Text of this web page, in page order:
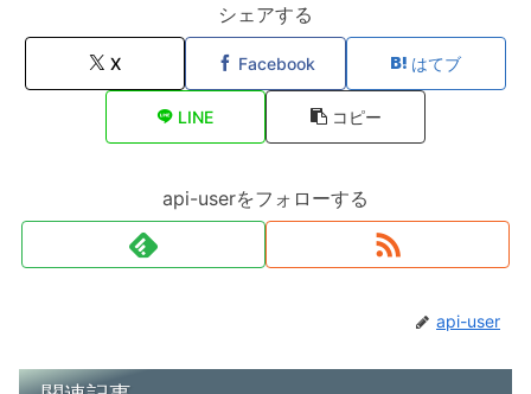
シェアする
X Facebook はてブ
LINE コピー
api-userをフォローする
api-user